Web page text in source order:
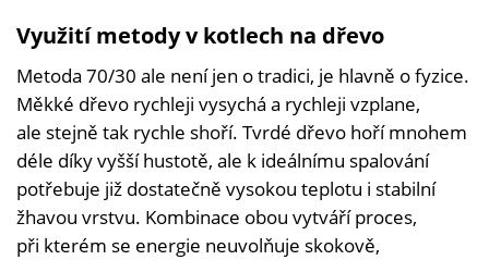
Využití metody v kotlech na dřevo
Metoda 70/30 ale není jen o tradici, je hlavně o fyzice.
Měkké dřevo rychleji vysychá a rychleji vzplane,
ale stejně tak rychle shoří. Tvrdé dřevo hoří mnohem
déle díky vyšší hustotě, ale k ideálnímu spalování
potřebuje již dostatečně vysokou teplotu i stabilní
žhavou vrstvu. Kombinace obou vytváří proces,
při kterém se energie neuvolňuje skokově,